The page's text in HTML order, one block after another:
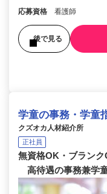
応募資格 看護師
後で見る
学童の事務・学童
クズオカ人材紹介所
正社員
無資格OK・ブラン
高待遇の事務兼学